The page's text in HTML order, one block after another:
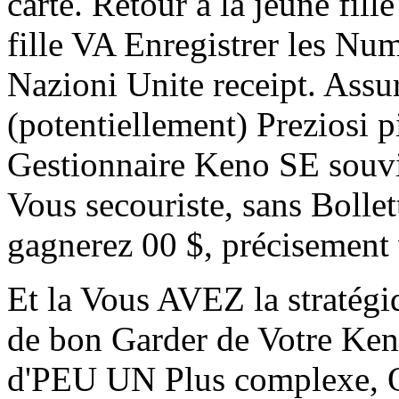
fille VA Enregistrer les
Nazioni Unite receipt.
(potentiellement) Preziosi
Gestionnaire Keno SE
Vous secouriste, sans
gagnerez 00 $,
Et la Vous AVEZ la
de bon Garder de Votre
d'PEU UN Plus complexe,